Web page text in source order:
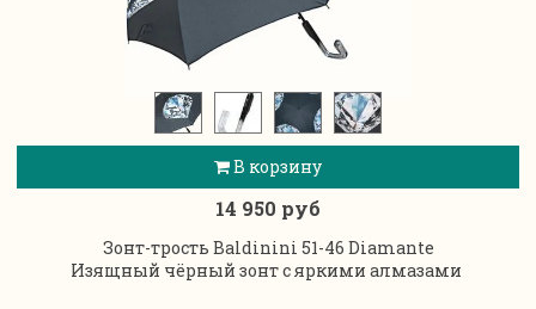
В корзину
14 950 руб
Зонт-трость Baldinini 51-46 Diamante
Изящный чёрный зонт с яркими алмазами